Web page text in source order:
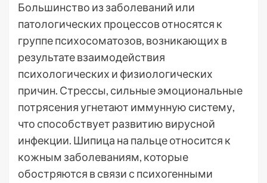
Большинство из заболеваний или
патологических процессов относятся к
группе психосоматозов, возникающих в
результате взаимодействия
психологических и физиологических
причин. Стрессы, сильные эмоциональные
потрясения угнетают иммунную систему,
что способствует развитию вирусной
инфекции. Шипица на пальце относится к
кожным заболеваниям, которые
обостряются в связи с психогенными